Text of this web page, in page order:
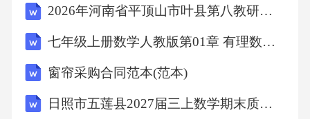
及时解决问题。灰度发布监控根据用户反馈和
监控结果，不断优化灰度发布版本，确保稳定
性。灰度发布版本迭代系统迁移数据保障数据
迁移验证在数据迁移完成后，进行数据验证，
2026年河南省平顶山市叶县第八教研区三模九年级数学试卷(含答案)
七年级上册数学人教版第01章 有理数测试卷测试（原卷版）
窗帘采购合同范本(范本)
日照市五莲县2027届三上数学期末质量检测模拟试题含解析